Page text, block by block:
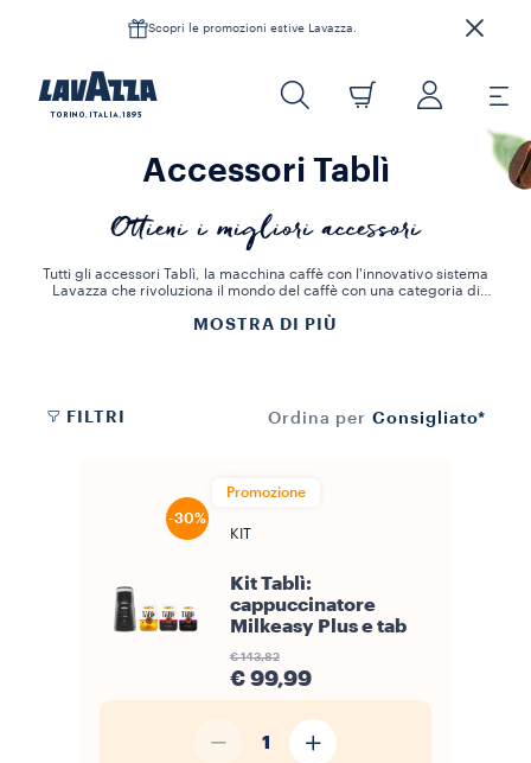
Scopri le promozioni estive Lavazza.
Accessori Tablì
Ottieni i migliori accessori
Tutti gli accessori Tablì, la macchina caffè con l'innovativo sistema
Lavazza che rivoluziona il mondo del caffè con una categoria di
tab di caffè pressato: 100% puro caffè, sviluppata grazie a una
MOSTRA DI PIÙ
FILTRI Ordina per Consigliato*
Promozione
-30%
KIT
Kit Tablì:
cappuccinatore
Milkeasy Plus e tab
€ 143,82
€ 99,99
1